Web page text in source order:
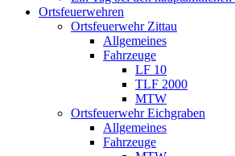
Ortsfeuerwehren
Ortsfeuerwehr Zittau
Allgemeines
Fahrzeuge
LF 10
TLF 2000
MTW
Ortsfeuerwehr Eichgraben
Allgemeines
Fahrzeuge